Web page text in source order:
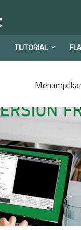
TUTORIAL